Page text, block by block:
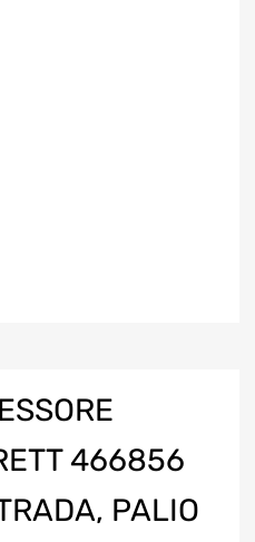
466856
PALIO